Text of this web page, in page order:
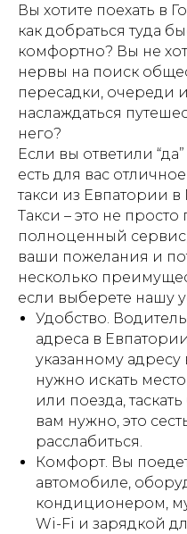
Вы хотите поехать в
как добраться туда
комфортно? Вы не
нервы на поиск
пересадки, очереди
наслаждаться
него?
Если вы ответили
есть для вас
такси из Евпатории
Такси – это не просто
полноценный
ваши пожелания и
несколько
если выберете нашу
Удобство.
адреса в
указанному
нужно искать
или поезда,
вам нужно, это
расслабиться.
Комфорт. Вы
автомобиле,
кондиционером,
Wi-Fi и зарядкой